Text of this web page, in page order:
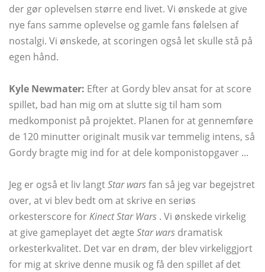
der gør oplevelsen større end livet. Vi ønskede at give
nye fans samme oplevelse og gamle fans følelsen af ​​
nostalgi. Vi ønskede, at scoringen også let skulle stå på
egen hånd.
Kyle Newmater: Efter at Gordy blev ansat for at score
spillet, bad han mig om at slutte sig til ham som
medkomponist på projektet. Planen for at gennemføre
de 120 minutter originalt musik var temmelig intens, så
Gordy bragte mig ind for at dele komponistopgaver ...
Jeg er også et liv langtStar warsfan så jeg var begejstret
over, at vi blev bedt om at skrive en seriøs
orkesterscore forKinect Star Wars . Vi ønskede virkelig
at give gameplayet det ægte Star wars dramatisk
orkesterkvalitet. Det var en drøm, der blev virkeliggjort
for mig at skrive denne musik og få den spillet af det